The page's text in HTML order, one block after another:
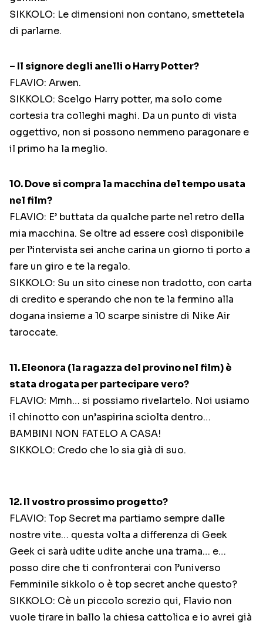
SIKKOLO: Le dimensioni non contano, smettetela
di parlarne.
– Il signore degli anelli o Harry Potter?
FLAVIO: Arwen.
SIKKOLO: Scelgo Harry potter, ma solo come
cortesia tra colleghi maghi. Da un punto di vista
oggettivo, non si possono nemmeno paragonare e
il primo ha la meglio.
10. Dove si compra la macchina del tempo usata
nel film?
FLAVIO: E’ buttata da qualche parte nel retro della
mia macchina. Se oltre ad essere così disponibile
per l’intervista sei anche carina un giorno ti porto a
fare un giro e te la regalo.
SIKKOLO: Su un sito cinese non tradotto, con carta
di credito e sperando che non te la fermino alla
dogana insieme a 10 scarpe sinistre di Nike Air
taroccate.
11. Eleonora (la ragazza del provino nel film) è
stata drogata per partecipare vero?
FLAVIO: Mmh… si possiamo rivelartelo. Noi usiamo
il chinotto con un’aspirina sciolta dentro…
BAMBINI NON FATELO A CASA!
SIKKOLO: Credo che lo sia già di suo.
12. Il vostro prossimo progetto?
FLAVIO: Top Secret ma partiamo sempre dalle
nostre vite… questa volta a differenza di Geek
Geek ci sarà udite udite anche una trama… e…
posso dire che ti confronterai con l’universo
Femminile sikkolo o è top secret anche questo?
SIKKOLO: Cè un piccolo screzio qui, Flavio non
vuole tirare in ballo la chiesa cattolica e io avrei già